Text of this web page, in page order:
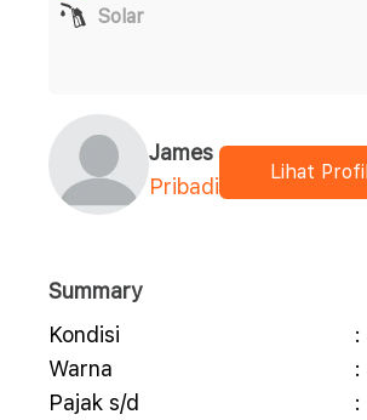
Solar
James
Pribadi
Lihat Profil
Summary
Kondisi
:
Warna
:
Pajak s/d
: